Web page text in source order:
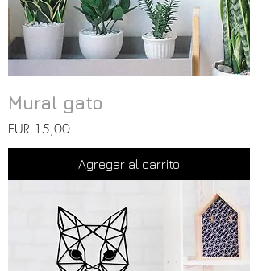
Mural gato
Precio
EUR 15,00
Agregar al carrito